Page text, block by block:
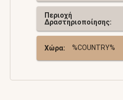
Περιοχή
Δραστηριοποίησης:
Χώρα: %COUNTRY%